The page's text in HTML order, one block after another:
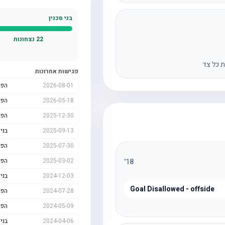
כל צד
18
'
Goal Disallowed - offside
בני סכנין
22 נצחונות
פגישות אחרונות
2026-08-01
2026-05-18
2025-12-30
2025-09-13
2025-07-30
2025-03-02
2024-12-03
2024-07-28
2024-05-09
2024-04-06